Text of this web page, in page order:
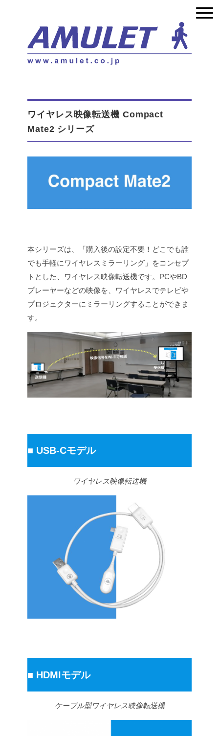
ワイヤレス映像転送機 Compact
Mate2 シリーズ
本シリーズは、「購入後の設定不要！どこでも誰
でも手軽にワイヤレスミラーリング」をコンセプ
トとした、ワイヤレス映像転送機です。PCやBD
プレーヤーなどの映像を、ワイヤレスでテレビや
プロジェクターにミラーリングすることができま
す。
■ USB-Cモデル
ワイヤレス映像転送機
■ HDMIモデル
ケーブル型ワイヤレス映像転送機